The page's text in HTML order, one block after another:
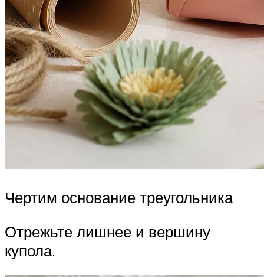
Чертим основание треугольника
Отрежьте лишнее и вершину
купола.